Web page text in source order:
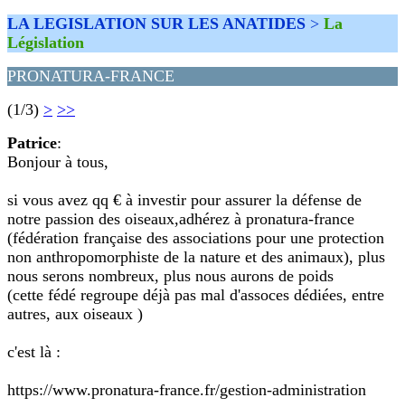
LA LEGISLATION SUR LES ANATIDES > La
Législation
PRONATURA-FRANCE
(1/3) > >>
Patrice:
Bonjour à tous,
si vous avez qq € à investir pour assurer la défense de
notre passion des oiseaux,adhérez à pronatura-france
(fédération française des associations pour une protection
non anthropomorphiste de la nature et des animaux), plus
nous serons nombreux, plus nous aurons de poids
(cette fédé regroupe déjà pas mal d'assoces dédiées, entre
autres, aux oiseaux )
c'est là :
https://www.pronatura-france.fr/gestion-administration